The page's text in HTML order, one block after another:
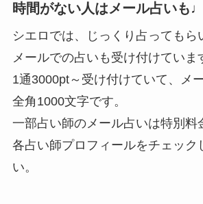
時間がない人はメール占いも♩
シエロでは、じっくり占ってもら
メールでの占いも受け付けていま
1通3000pt～受け付けていて、メ
全角1000文字です。
一部占い師のメール占いは特別料
各占い師プロフィールをチェック
い。